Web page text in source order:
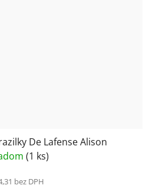
De Lafense Alison
(1 ks)
bez DPH